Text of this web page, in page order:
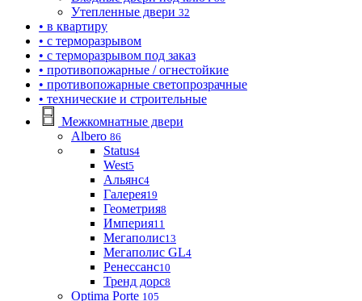
Утепленные двери 32
• в квартиру
• с терморазрывом
• с терморазрывом под заказ
• противопожарные / огнестойкие
• противопожарные светопрозрачные
• технические и строительные
Межкомнатные двери
Albero 86
Status4
West5
Альянс4
Галерея19
Геометрия8
Империя11
Мегаполис13
Мегаполис GL4
Ренессанс10
Тренд дорс8
Optima Porte 105